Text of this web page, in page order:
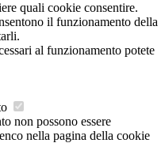
quali cookie consentire.
il funzionamento della
al funzionamento potete
non possono essere
nella pagina della cookie